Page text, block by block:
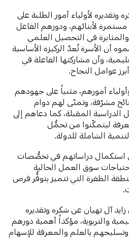
لأولياء أمور الطلبة على
لأبنائهم، ودورهم الفاعل
في التحصيل العلمي
أن الأسرة تُعدّ الركيزة الأساسية
وأن مشاركتها الفاعلة في
عوامل النجاح.
أمورهم، مثنياً على جهودهم
مشرّفة، وتمنّى لهم دوام
الدراسية المقبلة، كما دعاهم إلى
ليتمكّنوا من تحمُّل
الشاملة للدولة.
دراساتهم في تخصُّصات
سوق العمل الحالية
الظفرة التي تتميز بتوفُّر فرص
آل نهيان عن شكره وتقديره
والتربوية، مؤكداً أهمية دورهم
بالعلم والمعرفة للإسهام